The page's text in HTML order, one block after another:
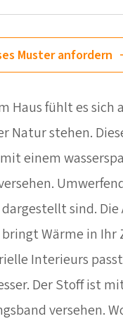
Muster anfordern
Haus fühlt es sich
Natur stehen.
einem
sind. Die
Wärme in Ihr
Interieurs
Der Stoff ist
versehen.